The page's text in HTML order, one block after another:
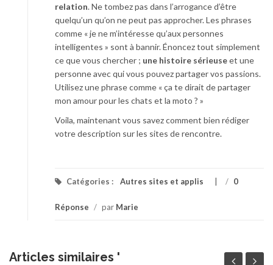
relation. Ne tombez pas dans l’arrogance d’être
quelqu’un qu’on ne peut pas approcher. Les phrases
comme « je ne m’intéresse qu’aux personnes
intelligentes » sont à bannir. Énoncez tout simplement
ce que vous chercher ; une histoire sérieuseet une
personne avec qui vous pouvez partager vos passions.
Utilisez une phrase comme « ça te dirait de partager
mon amour pour les chats et la moto ? »
Voila, maintenant vous savez comment bien rédiger
votre description sur les sites de rencontre.
Catégories : Autres sites et applis / 0
Réponse / par Marie
Articles similaires '